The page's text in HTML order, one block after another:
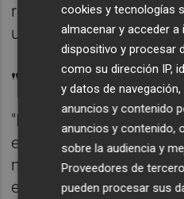
relacionados con la
usuarios finales.
"Ilusorio"
"Dado el elevado coste
ejecución de las
más de 250 millones
ejecutada con fondos
cookies y tecnologías
almacenar y acceder
dispositivo y procesar
como su dirección IP,
y datos de
anuncios y contenido
anuncios y contenido,
sobre la audiencia y
Proveedores de
pueden procesar sus